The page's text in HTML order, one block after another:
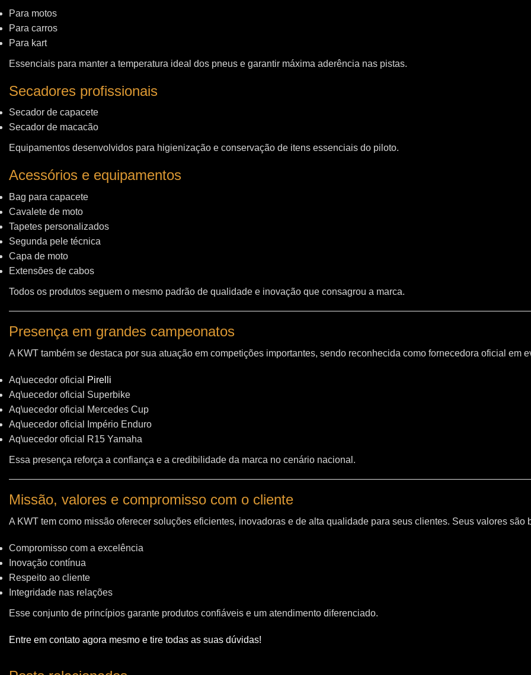
Para motos
Para carros
Para kart
Essenciais para manter a temperatura ideal dos pneus e garantir máxima aderência nas pistas.
Secadores profissionais
Secador de capacete
Secador de macacão
Equipamentos desenvolvidos para higienização e conservação de itens essenciais do piloto.
Acessórios e equipamentos
Bag para capacete
Cavalete de moto
Tapetes personalizados
Segunda pele técnica
Capa de moto
Extensões de cabos
Todos os produtos seguem o mesmo padrão de qualidade e inovação que consagrou a marca.
Presença em grandes campeonatos
A KWT também se destaca por sua atuação em competições importantes, sendo reconhecida como fornecedora oficial em
Aq\uecedor oficial
Pirelli
Aq\uecedor oficial Superbike
Aq\uecedor oficial Mercedes Cup
Aq\uecedor oficial Império Enduro
Aq\uecedor oficial R15 Yamaha
Essa presença reforça a confiança e a credibilidade da marca no cenário nacional.
Missão, valores e compromisso com o cliente
A KWT tem como missão oferecer soluções eficientes, inovadoras e de alta qualidade para seus clientes. Seus valores são
Compromisso com a excelência
Inovação contínua
Respeito ao cliente
Integridade nas relações
Esse conjunto de princípios garante produtos confiáveis e um atendimento diferenciado.
Entre em contato agora mesmo e tire todas as suas dúvidas!